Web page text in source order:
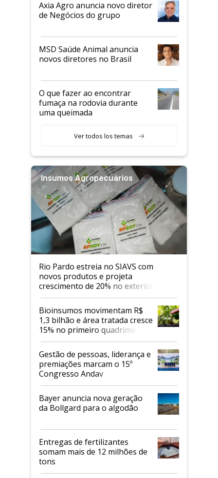
Axia Agro anuncia novo diretor
de Negócios do grupo
MSD Saúde Animal anuncia
novos diretores no Brasil
O que fazer ao encontrar
fumaça na rodovia durante
uma queimada
Ver todos los temas
Insumos Agropecuários
Rio Pardo estreia no SIAVS com
novos produtos e projeta
crescimento de 20% no exterior
Bioinsumos movimentam R$
1,3 bilhão e área tratada cresce
15% no primeiro quadrimestre
de 2026
Gestão de pessoas, liderança e
premiações marcam o 15º
Congresso Andav
Bayer anuncia nova geração
da Bollgard para o algodão
Entregas de fertilizantes
somam mais de 12 milhões de
tons